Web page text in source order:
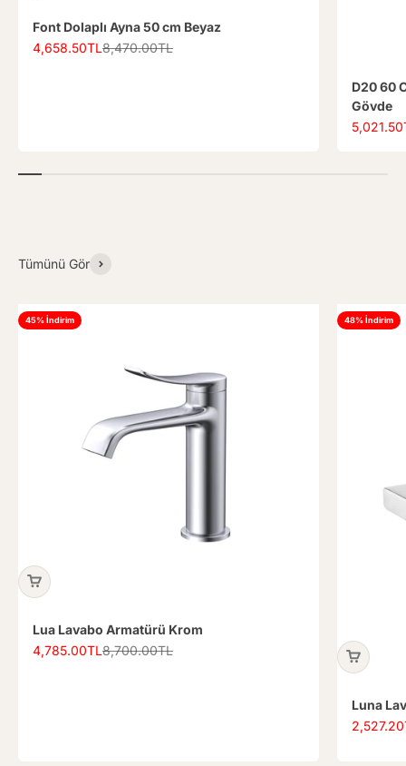
Font Dolaplı Ayna 50 cm Beyaz
İndirimli fiyat
4,658.50TLNormal fiyat
8,470.00TL
D20 60
Gövde
İndirimli
Tümünü Gör
45% İndirim
Lua Lavabo Armatürü Krom
İndirimli fiyat
4,785.00TLNormal fiyat
8,700.00TL
48% İndirim
Luna
İndirimli